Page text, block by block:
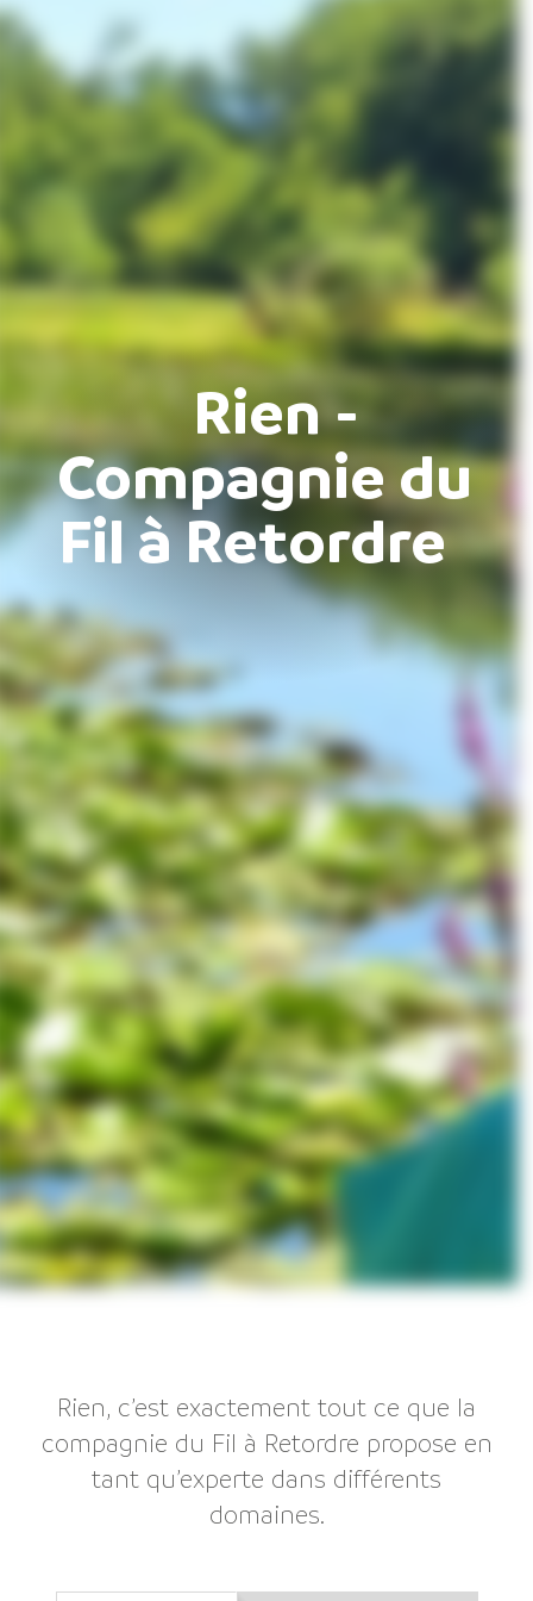
Rien -
Compagnie du
Fil à Retordre
Rien, c’est exactement tout ce que la
compagnie du Fil à Retordre propose en
tant qu’experte dans différents
domaines.